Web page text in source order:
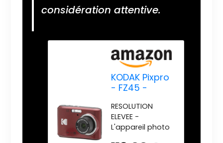
considération attentive.
KODAK Pixpro
- FZ45 -
Photo
Numérique
Compact
16.44
RESOLUTION
ELEVEE -
L'appareil photo